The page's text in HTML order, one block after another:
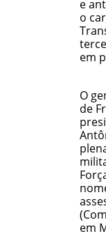
e
o
em
O
de
em